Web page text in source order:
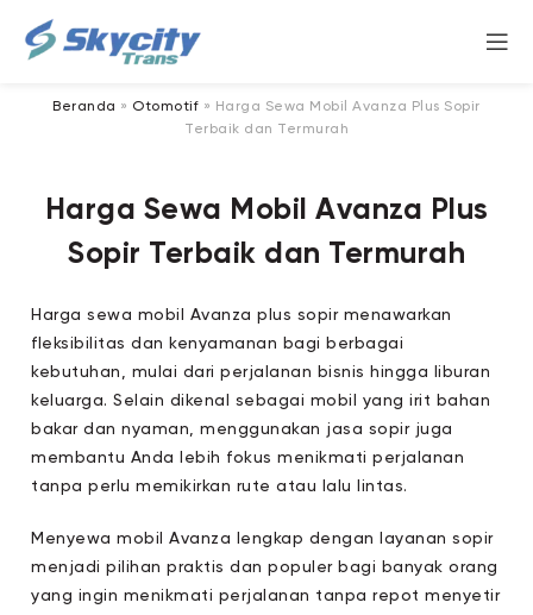
Beranda » Otomotif » Harga Sewa Mobil Avanza Plus Sopir
Terbaik dan Termurah
Harga Sewa Mobil Avanza Plus
Sopir Terbaik dan Termurah
Harga sewa mobil Avanza plus sopir menawarkan
fleksibilitas dan kenyamanan bagi berbagai
kebutuhan, mulai dari perjalanan bisnis hingga liburan
keluarga. Selain dikenal sebagai mobil yang irit bahan
bakar dan nyaman, menggunakan jasa sopir juga
membantu Anda lebih fokus menikmati perjalanan
tanpa perlu memikirkan rute atau lalu lintas.
Menyewa mobil Avanza lengkap dengan layanan sopir
menjadi pilihan praktis dan populer bagi banyak orang
yang ingin menikmati perjalanan tanpa repot menyetir